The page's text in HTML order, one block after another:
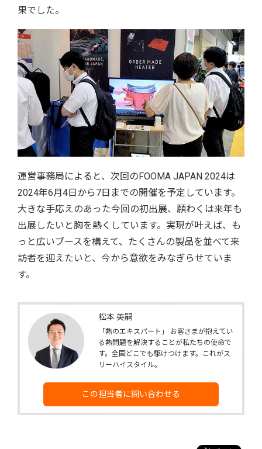
果でした。
運営事務局によると、次回のFOOMA JAPAN 2024は
2024年6月4日から7日までの開催を予定しています。
大きな手応えのあった今回の初出展、願わくは来年も
出展したいと胸を熱くしています。実現が叶えば、も
っと広いブースを構えて、たくさんの製品を並べて来
訪者を迎えたいと、今から意欲をみなぎらせていま
す。
松本 英嗣
「熱のエキスパート」 お客さまが抱えてい
る熱問題を解決することが私たちの使命で
す。全国どこでも駆けつけます。これがス
リーハイスタイル。
この担当者に問い合わせる